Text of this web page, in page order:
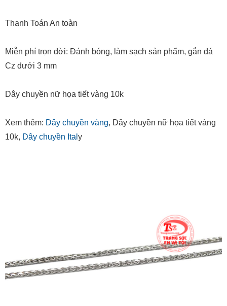
Thanh Toán An toàn
Miễn phí trọn đời: Đánh bóng, làm sạch sản phẩm, gắn đá
Cz dưới 3 mm
Dây chuyền nữ họa tiết vàng 10k
Xem thêm: Dây chuyền vàng, Dây chuyền nữ họa tiết vàng
10k, Dây chuyền Ital y